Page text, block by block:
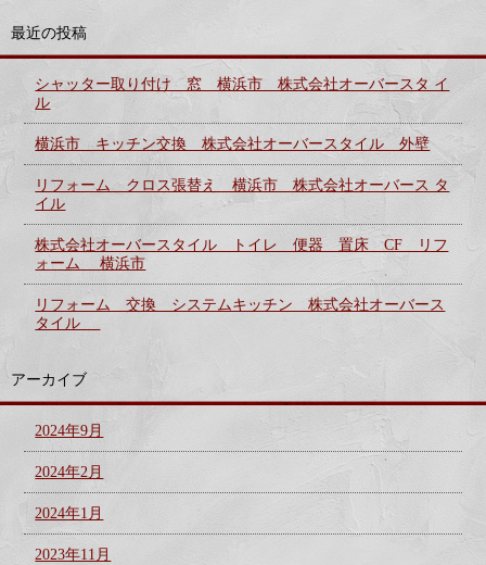
最近の投稿
シャッター取り付け 窓 横浜市 株式会社オーバースタ イ
ル
横浜市 キッチン交換 株式会社オーバースタイル 外壁
リフォーム クロス張替え 横浜市 株式会社オーバース タ
イル
株式会社オーバースタイル トイレ 便器 置床 CF リフ
ォーム 横浜市
リフォーム 交換 システムキッチン 株式会社オーバース
タイル
アーカイブ
2024年9月
2024年2月
2024年1月
2023年11月